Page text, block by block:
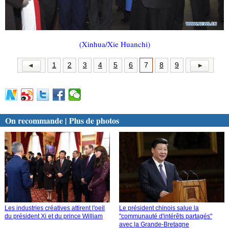
(Xinhua/Xie Huanchi)
1 2 3 4 5 6 7 8 9
On recommande | Plus de photos
Les industries créatives attirent l'oeil
du président Xi et du prince William
Le président chinois salue la
"communauté d'intérêts partagés"
avec la Grande-Bretagne